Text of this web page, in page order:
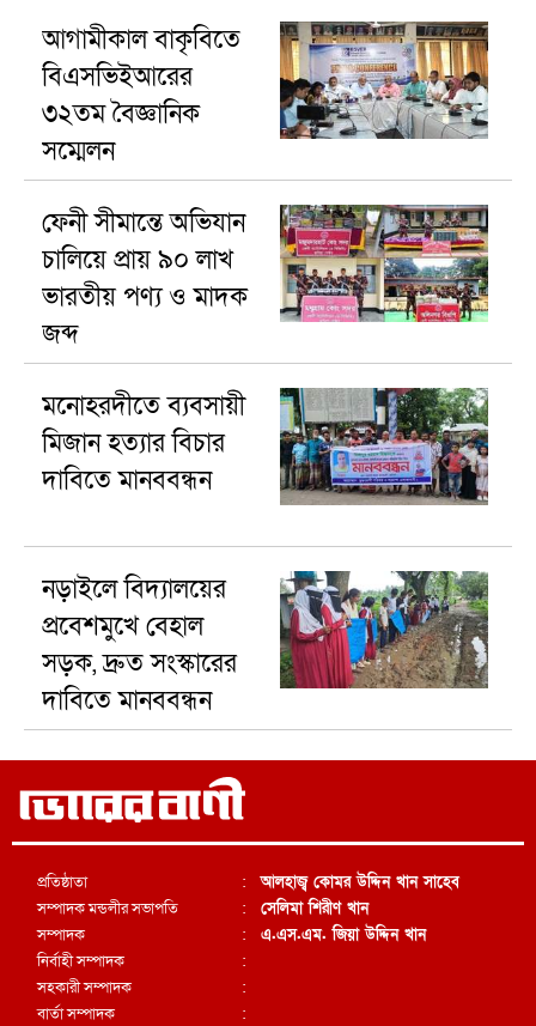
আগামীকাল বাকৃবিতে
বিএসভিইআরের
৩২তম বৈজ্ঞানিক
সম্মেলন
ফেনী সীমান্তে অভিযান
চালিয়ে প্রায় ৯০ লাখ
ভারতীয় পণ্য ও মাদক
জব্দ
মনোহরদীতে ব্যবসায়ী
মিজান হত্যার বিচার
দাবিতে মানববন্ধন
নড়াইলে বিদ্যালয়ের
প্রবেশমুখে বেহাল
সড়ক, দ্রুত সংস্কারের
দাবিতে মানববন্ধন
প্রতিষ্ঠাতা
সম্পাদক মন্ডলীর সভাপতি
সম্পাদক
নির্বাহী সম্পাদক
সহকারী সম্পাদক
বার্তা সম্পাদক
:
:
:
:
:
:
আলহাজ্ব কোমর উদ্দিন খান সাহেব
সেলিমা শিরীণ খান
এ.এস.এম. জিয়া উদ্দিন খান